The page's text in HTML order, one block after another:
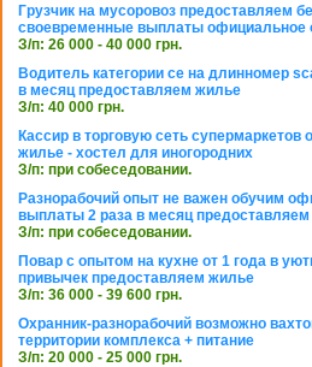
Грузчик на мусоровоз предоставляем
своевременные выплаты официальное
З/п: 26 000 - 40 000 грн.
Водитель категории се на длинномер
в месяц предоставляем жилье
З/п: 40 000 грн.
Кассир в торговую сеть
жилье - хостел для иногородних
З/п: при собеседовании.
Разнорабочий опыт не важен обучим
выплаты 2 раза в месяц
З/п: при собеседовании.
Повар с опытом на кухне от 1 года в
привычек предоставляем жилье
З/п: 36 000 - 39 600 грн.
Охранник-разнорабочий возможно
территории комплекса + питание
З/п: 20 000 - 25 000 грн.